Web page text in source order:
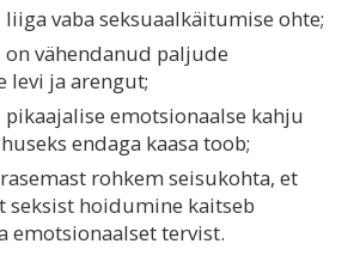
vaba seksuaalkäitumise ohte;
vähendanud paljude
levi ja arengut;
emotsionaalse kahju
endaga kaasa toob;
rohkem seisukohta, et
seksist hoidumine kaitseb
emotsionaalset tervist.